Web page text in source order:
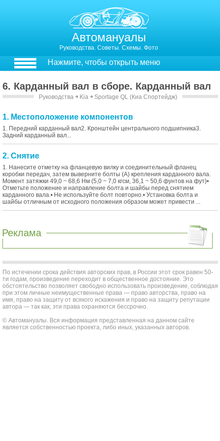
Автомануалы
Руководства. Советы. Схемы. Фото
Нажмите, чтобы открыть меню
6. Карданный вал в сборе. Карданный вал
Руководства ￫ Kia ￫ Sportage QL (Киа Спортейдж)
1. Местоположение компонентов
1. Передний карданный вал2. Кронштейн центрального подшипника3.
Задний карданный вал...
2. Снятие
1. Нанесите отметку на фланцевую вилку и соединительный фланец
коробки передач, затем выверните болты (А) крепления карданного вала.
Момент затяжки 49,0 ~ 68,6 Нм (5,0 ~ 7,0 кгсм, 36,1 ~ 50,6 фунтов на фут)•
Отметьте положение и направление болта и шайбы перед снятием
карданного вала.• Не используйте болт повторно.• Установка болта и
шайбы отличным от исходного положения образом может привести ...
Реклама
По истечении срока действия авторских прав, в России этот срок равен 50-
ти годам, произведение переходит в общественное достояние. Это
обстоятельство позволяет свободно использовать произведение, соблюдая
при этом личные неимущественные права — право авторства, право на
имя, право на защиту от всякого искажения и право на защиту репутации
автора — так как, эти права охраняются бессрочно.
© Автомануалы. Вся информация представленная на данном сайте
является собственностью проекта, либо иных, указанных авторов.